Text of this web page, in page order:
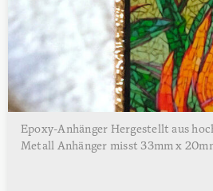
Epoxy-Anhänger Hergestellt aus
Metall Anhänger misst 33mm x